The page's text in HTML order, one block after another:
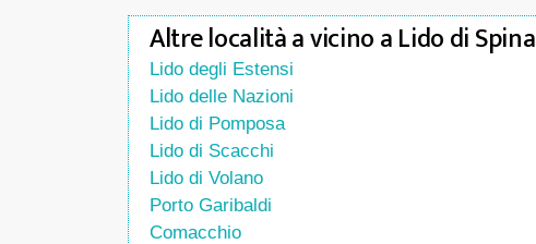
Altre località a vicino a Lido di Spina
Lido degli Estensi
Lido delle Nazioni
Lido di Pomposa
Lido di Scacchi
Lido di Volano
Porto Garibaldi
Comacchio